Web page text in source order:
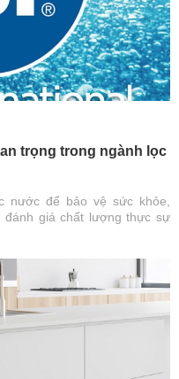
trọng trong ngành lọc
nước để bảo vệ sức khỏe,
đánh giá chất lượng thực sự